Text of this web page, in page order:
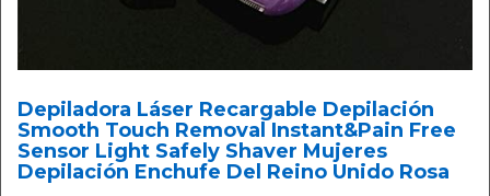
Depiladora Láser Recargable Depilación
Smooth Touch Removal Instant&Pain Free
Sensor Light Safely Shaver Mujeres
Depilación Enchufe Del Reino Unido Rosa